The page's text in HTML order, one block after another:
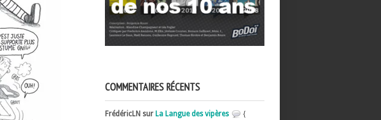
COMMENTAIRES RÉCENTS
FrédéricLN sur La Langue des vipères
{